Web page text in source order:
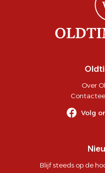
Over
Volg
Blijf steeds op de